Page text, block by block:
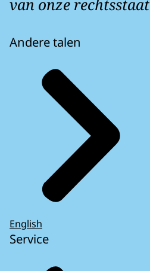
van onze rechtsstaat
Andere talen
English
Service